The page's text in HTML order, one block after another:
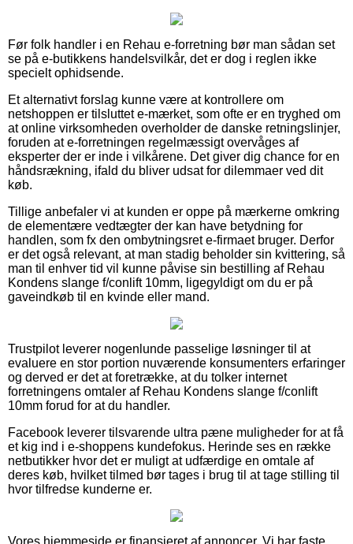
Før folk handler i en Rehau e-forretning bør man sådan set
se på e-butikkens handelsvilkår, det er dog i reglen ikke
specielt ophidsende.
Et alternativt forslag kunne være at kontrollere om
netshoppen er tilsluttet e-mærket, som ofte er en tryghed om
at online virksomheden overholder de danske retningslinjer,
foruden at e-forretningen regelmæssigt overvåges af
eksperter der er inde i vilkårene. Det giver dig chance for en
håndsrækning, ifald du bliver udsat for dilemmaer ved dit
køb.
Tillige anbefaler vi at kunden er oppe på mærkerne omkring
de elementære vedtægter der kan have betydning for
handlen, som fx den ombytningsret e-firmaet bruger. Derfor
er det også relevant, at man stadig beholder sin kvittering, så
man til enhver tid vil kunne påvise sin bestilling af Rehau
Kondens slange f/conlift 10mm, ligegyldigt om du er på
gaveindkøb til en kvinde eller mand.
Trustpilot leverer nogenlunde passelige løsninger til at
evaluere en stor portion nuværende konsumenters erfaringer
og derved er det at foretrække, at du tolker internet
forretningens omtaler af Rehau Kondens slange f/conlift
10mm forud for at du handler.
Facebook leverer tilsvarende ultra pæne muligheder for at få
et kig ind i e-shoppens kundefokus. Herinde ses en række
netbutikker hvor det er muligt at udfærdige en omtale af
deres køb, hvilket tilmed bør tages i brug til at tage stilling til
hvor tilfredse kunderne er.
Vores hjemmeside er finansieret af annoncer. Vi har faste